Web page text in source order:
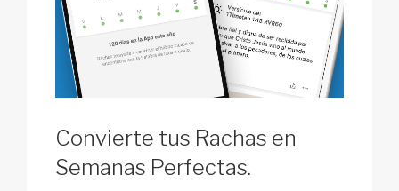
Convierte tus Rachas en
Semanas Perfectas.